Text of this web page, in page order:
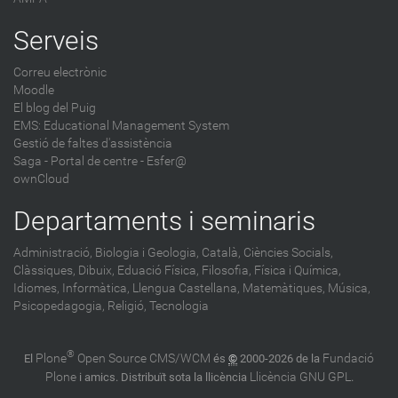
Serveis
Correu electrònic
Moodle
El blog del Puig
EMS: Educational Management System
Gestió de faltes d'assistència
Saga - Portal de centre - Esfer@
ownCloud
Departaments i seminaris
Administració, Biologia i Geologia, Català, Ciències Socials,
Clàssiques, Dibuix, Eduació Física, Filosofia, Física i Química,
Idiomes, Informàtica, Llengua Castellana, Matemàtiques, Música,
Psicopedagogia, Religió, Tecnologia
El Plone® Open Source CMS/WCM és © 2000-2026 de la Fundació
Plonei amics. Distribuït sota la llicència Llicència GNU GPL.